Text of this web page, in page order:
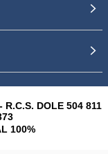
R.C.S. DOLE 504 811
100%